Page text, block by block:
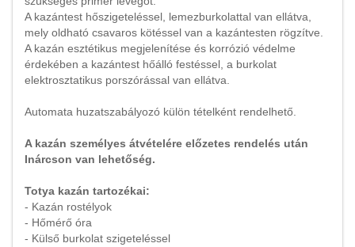
A kazántest hőszigeteléssel, lemezburkolattal van ellátva,
mely oldható csavaros kötéssel van a kazántesten rögzítve.
A kazán esztétikus megjelenítése és korrózió védelme
érdekében a kazántest hőálló festéssel, a burkolat
elektrosztatikus porszórással van ellátva.
Automata huzatszabályozó külön tételként rendelhető.
A kazán személyes átvételére előzetes rendelés után
Inárcson van lehetőség.
Totya kazán tartozékai:
- Kazán rostélyok
- Hőmérő óra
- Külső burkolat szigeteléssel